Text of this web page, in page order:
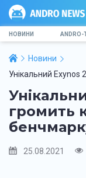
НОВИНИ ANDRO-
Новини
Унікальний Exynos
громить
25.08.2021